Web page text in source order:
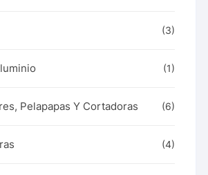
(3)
(1)
Pelapapas Y Cortadoras (6)
(4)